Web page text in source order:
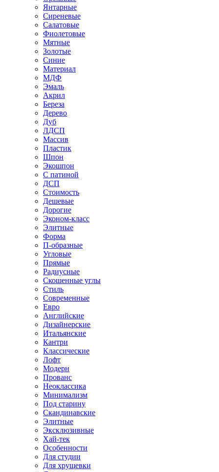
Янтарные
Сиреневые
Салатовые
Фиолетовые
Мятные
Золотые
Синие
Материал
МДФ
Эмаль
Акрил
Береза
Дерево
Дуб
ЛДСП
Массив
Пластик
Шпон
Экошпон
С патиной
ДСП
Стоимость
Дешевые
Дорогие
Эконом-класс
Элитные
Форма
П-образные
Угловые
Прямые
Радиусные
Скошенные углы
Стиль
Современные
Евро
Английские
Дизайнерские
Итальянские
Кантри
Классические
Лофт
Модерн
Прованс
Неоклассика
Минимализм
Под старину
Скандинавские
Элитные
Эксклюзивные
Хай-тек
Особенности
Для студии
Для хрущевки